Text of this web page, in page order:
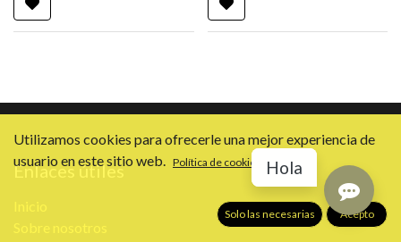
Enlaces útiles
Inicio
Sobre nosotros
Utilizamos cookies para ofrecerle una mejor experiencia de
usuario en este sitio web. Política de cookies
Solo las necesarias Acepto
Hola